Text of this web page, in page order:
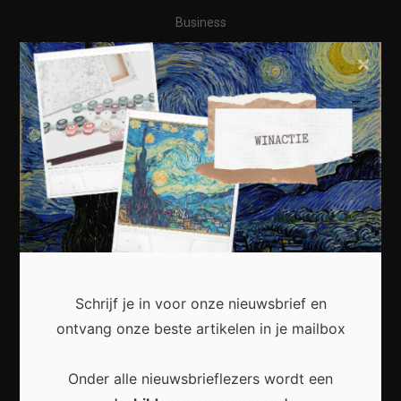
Business
Financieel
Varia
Meest recent
wordt voor Nederlandse huishoudens
Schrijf je in voor onze nieuwsbrief en
ontvang onze beste artikelen in je mailbox
Onder alle nieuwsbrieflezers wordt een
×